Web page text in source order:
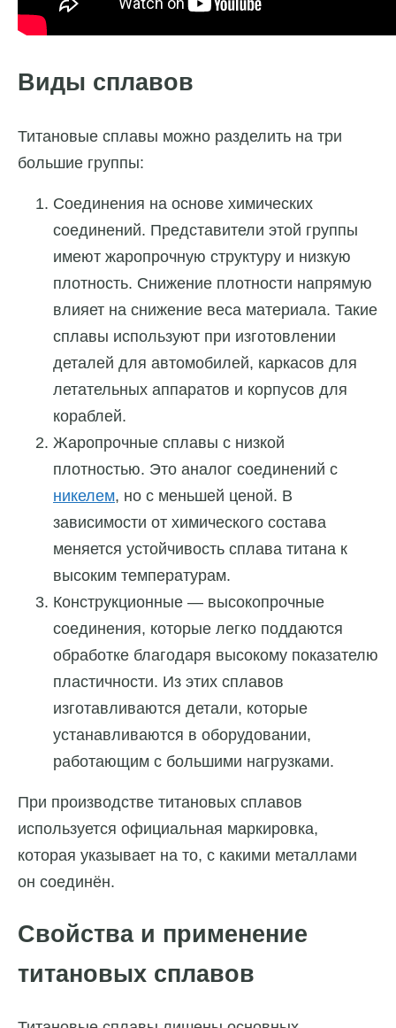
Виды сплавов
Титановые сплавы можно разделить на три
большие группы:
Соединения на основе химических
соединений. Представители этой группы
имеют жаропрочную структуру и низкую
плотность. Снижение плотности напрямую
влияет на снижение веса материала. Такие
сплавы используют при изготовлении
деталей для автомобилей, каркасов для
летательных аппаратов и корпусов для
кораблей.
Жаропрочные сплавы с низкой
плотностью. Это аналог соединений с
никелем, но с меньшей ценой. В
зависимости от химического состава
меняется устойчивость сплава титана к
высоким температурам.
Конструкционные — высокопрочные
соединения, которые легко поддаются
обработке благодаря высокому показателю
пластичности. Из этих сплавов
изготавливаются детали, которые
устанавливаются в оборудовании,
работающим с большими нагрузками.
При производстве титановых сплавов
используется официальная маркировка,
которая указывает на то, с какими металлами
он соединён.
Свойства и применение
титановых сплавов